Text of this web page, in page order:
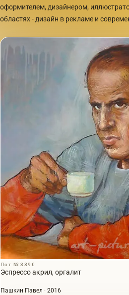
оформителем, дизайнером,
областях - дизайн в рекламе и
Лот № 3896
Эспрессо акрил, оргалит
Пашкин Павел · 2016